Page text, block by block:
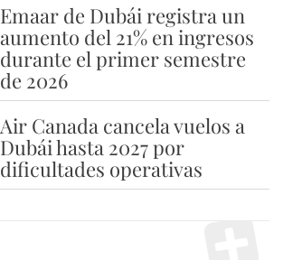
Emaar de Dubái registra un
aumento del 21% en ingresos
durante el primer semestre
de 2026
Air Canada cancela vuelos a
Dubái hasta 2027 por
dificultades operativas